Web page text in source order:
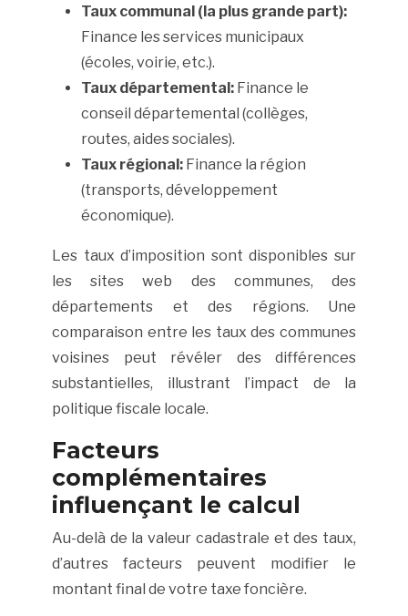
Taux communal (la plus grande part):
Finance les services municipaux
(écoles, voirie, etc.).
Taux départemental: Finance le
conseil départemental (collèges,
routes, aides sociales).
Taux régional: Finance la région
(transports, développement
économique).
Les taux d’imposition sont disponibles sur
les sites web des communes, des
départements et des régions. Une
comparaison entre les taux des communes
voisines peut révéler des différences
substantielles, illustrant l’impact de la
politique fiscale locale.
Facteurs
complémentaires
influençant le calcul
Au-delà de la valeur cadastrale et des taux,
d’autres facteurs peuvent modifier le
montant final de votre taxe foncière.